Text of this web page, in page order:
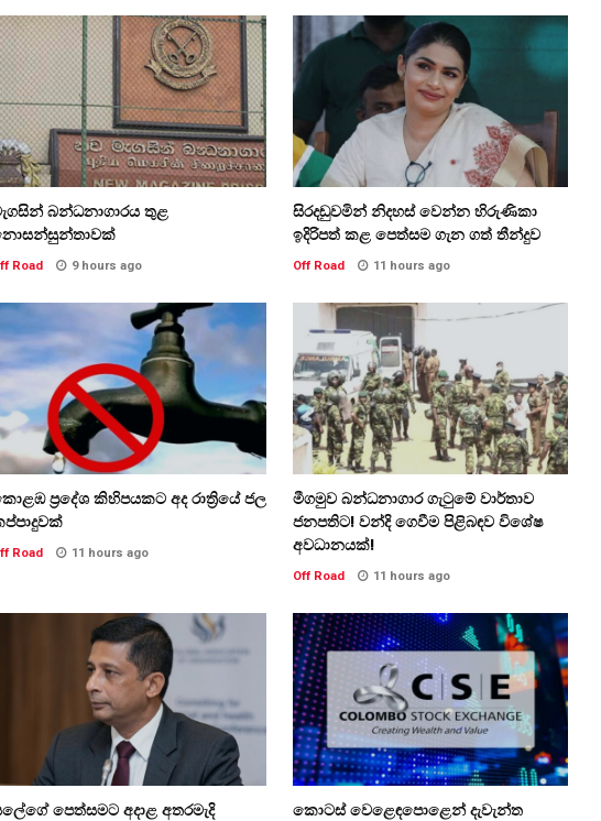
බන්ධනාගාරය තුළ
Road 9 hours ago
සිරදඬුවමින් නිදහස් වෙන්න හිරුණිකා
ඉදිරිපත් කළ පෙත්සම ගැන ගත් තීන්දුව
Off Road 11 hours ago
ප්‍රදේශ කිහිපයකට අද රාත්‍රියේ ජල
Road 11 hours ago
මීගමුව බන්ධනාගාර ගැටුමේ වාර්තාව
ජනපතිට! වන්දි ගෙවීම පිළිබඳව විශේෂ
අවධානයක්!
Off Road 11 hours ago
පෙත්සමට අදාළ අතරමැදි
කොටස් වෙළෙඳපොළෙන් දැවැන්ත